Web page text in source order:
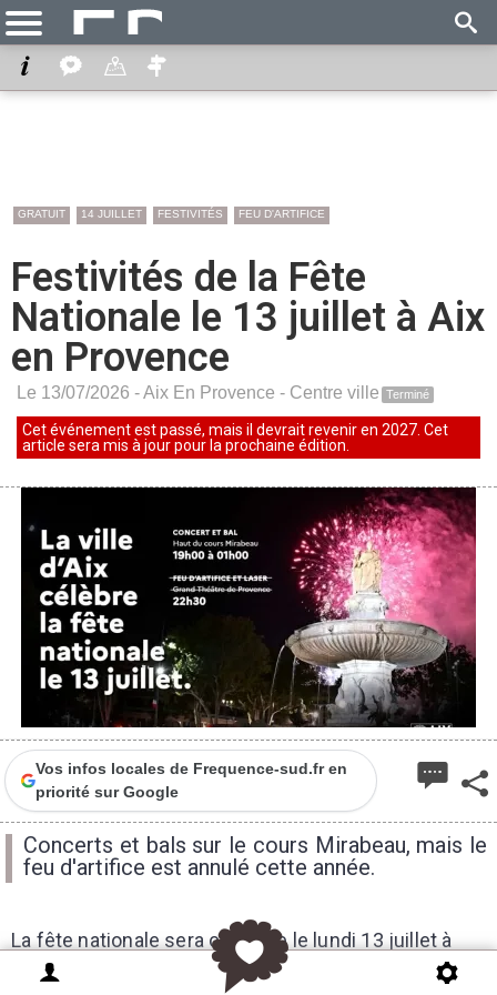
GRATUIT 14 JUILLET FESTIVITÉS FEU D'ARTIFICE
Festivités de la Fête
Nationale le 13 juillet à Aix
en Provence
Le 13/07/2026 -Aix En Provence - Centre ville Terminé
Cet événement est passé, mais il devrait revenir en 2027. Cet
article sera mis à jour pour la prochaine édition.
2
Vos infos locales de Frequence-sud.fr en
priorité sur Google
Concerts et bals sur le cours Mirabeau, mais le
feu d'artifice est annulé cette année.
La fête nationale sera célébrée le lundi 13 juillet à
Aix-en-Provence. Concerts, animations, bal populaire